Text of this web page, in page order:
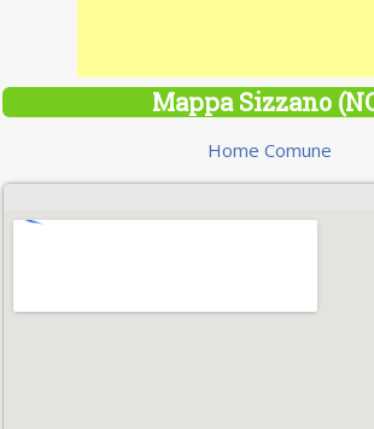
Mappa Sizzano
Home Comune